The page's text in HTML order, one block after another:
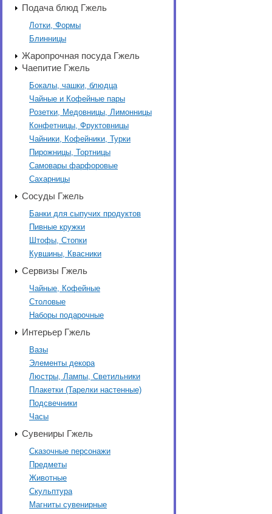
Подача блюд Гжель
Лотки, Формы
Блинницы
Жаропрочная посуда Гжель
Чаепитие Гжель
Бокалы, чашки, блюдца
Чайные и Кофейные пары
Розетки, Медовницы, Лимонницы
Конфетницы, Фруктовницы
Чайники, Кофейники, Турки
Пирожницы, Тортницы
Самовары фарфоровые
Сахарницы
Сосуды Гжель
Банки для сыпучих продуктов
Пивные кружки
Штофы, Стопки
Кувшины, Квасники
Сервизы Гжель
Чайные, Кофейные
Столовые
Наборы подарочные
Интерьер Гжель
Вазы
Элементы декора
Люстры, Лампы, Светильники
Плакетки (Тарелки настенные)
Подсвечники
Часы
Сувениры Гжель
Сказочные персонажи
Предметы
Животные
Скульптура
Магниты сувенирные